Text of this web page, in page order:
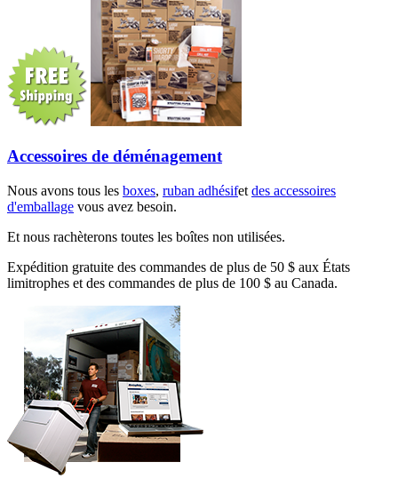
Accessoires de déménagement
Nous avons tous les boxes, ruban adhésifet des accessoires
d'emballage vous avez besoin.
Et nous rachèterons toutes les boîtes non utilisées.
Expédition gratuite des commandes de plus de 50 $ aux États
limitrophes et des commandes de plus de 100 $ au Canada.